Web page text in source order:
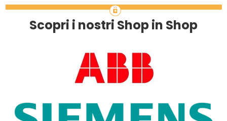
Scopri i nostri Shop in Shop